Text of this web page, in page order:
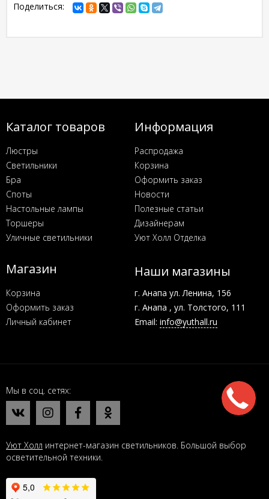
Поделиться:
Каталог товаров
Люстры
Светильники
Бра
Споты
Настольные лампы
Торшеры
Уличные светильники
Информация
Распродажа
Корзина
Оформить заказ
Новости
Полезные статьи
Дизайнерам
Уют Холл Отделка
Магазин
Корзина
Оформить заказ
Личный кабинет
Наши магазины
г. Анапа ул. Ленина, 156
г. Анапа , ул. Толстого, 111
Email: info@yuthall.ru
Мы в соц. сетях
Уют Холл интернет-магазин светильников. Большой выбор
осветительной техники.